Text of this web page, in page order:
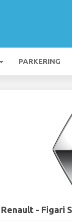
PARKERING
Renault - Figari